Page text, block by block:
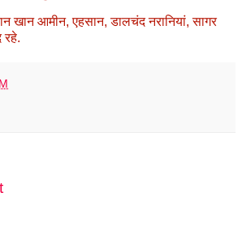
खान आमीन, एहसान, डालचंद नरानियां, सागर
रहे.